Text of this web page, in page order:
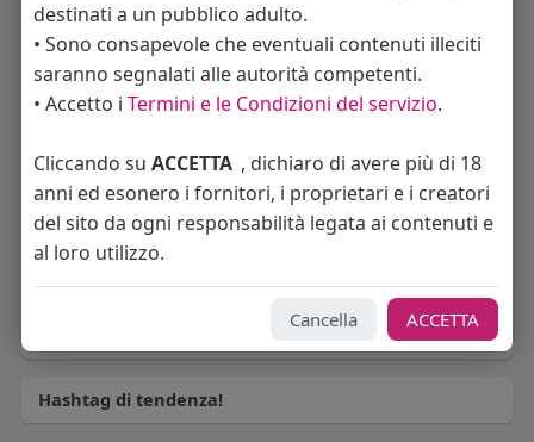
Hashtag di tendenza!
destinati a un pubblico adulto.
• Sono consapevole che eventuali contenuti illeciti
saranno segnalati alle autorità competenti.
• Accetto i Termini e le Condizioni del servizio.
Cliccando su ACCETTA , dichiaro di avere più di 18
anni ed esonero i fornitori, i proprietari e i creatori
del sito da ogni responsabilità legata ai contenuti e
al loro utilizzo.
Cancella ACCETTA